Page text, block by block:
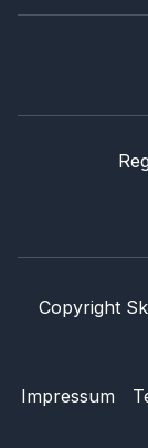
Copyright
Impressum